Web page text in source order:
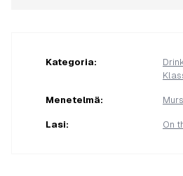
Kategoria:
Menetelmä:
Lasi: On